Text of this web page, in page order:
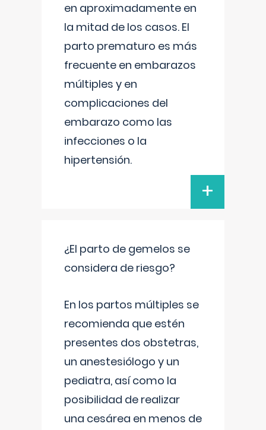
en aproximadamente en
la mitad de los casos. El
parto prematuro es más
frecuente en embarazos
múltiples y en
complicaciones del
embarazo como las
infecciones o la
hipertensión.
+
¿El parto de gemelos se
considera de riesgo?
En los partos múltiples se
recomienda que estén
presentes dos obstetras,
un anestesiólogo y un
pediatra, así como la
posibilidad de realizar
una cesárea en menos de